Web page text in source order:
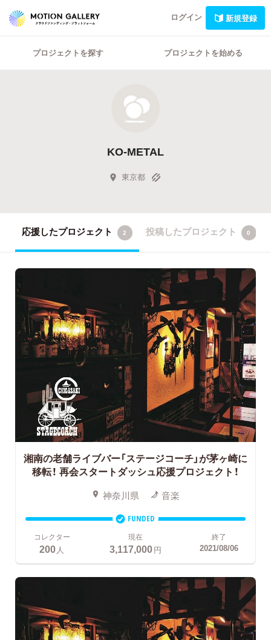
ログイン 新規登録
プロジェクトを探す プロジェクトを始める
KO-METAL
東京都
応援したプロジェクト 2 投稿したプロジェクト 0
湘南の老舗ライブバー「ステージコーチ」が茅ヶ崎に
移転！ 再会スタートダッシュ応援プロジェクト！
神奈川県 音楽
FUNDED
コレクター
200 人
現在
3,117,000円
終了
2021/08/06